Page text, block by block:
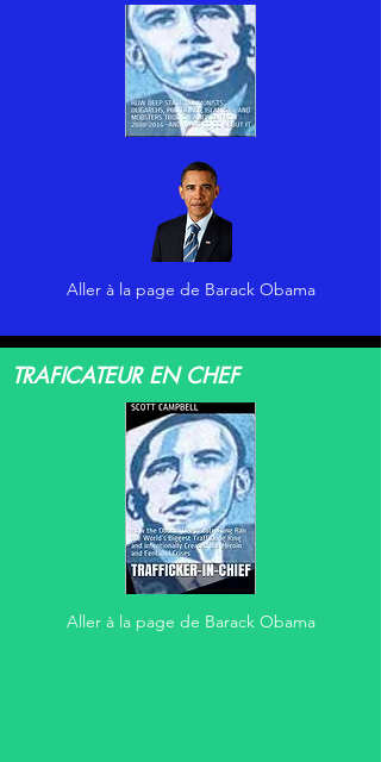
Aller à la page de Barack Obama
TRAFICATEUR EN CHEF
Aller à la page de Barack Obama